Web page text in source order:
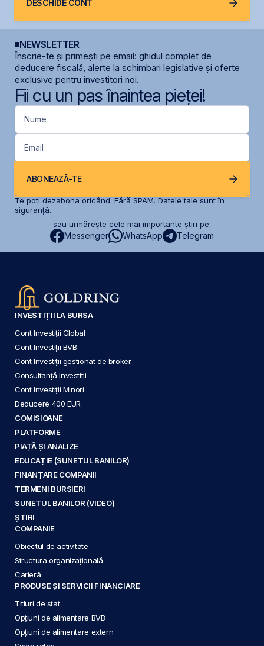
DESCHIDE CONT
NEWSLETTER
Înscrie-te și primești pe email: ghidul complet de
deducere fiscală, alerte la schimbari legislative și oferte
exclusive pentru investitori noi.
Fii cu un pas înaintea pieței!
Nume
Email
ABONEAZĂ-TE
Te poți dezabona oricând. Fără SPAM. Datele tale sunt în
siguranță.
sau urmărește cele mai importante știri pe:
Messenger WhatsApp Telegram
INVESTIȚII LA BURSA
Cont Investiții Global
Cont Investiții BVB
Cont Investiții gestionat de broker
Consultanță Investiții
Cont Investiții Minori
Deducere 400 EUR
COMISIOANE
PLATFORME
PIAȚĂ ȘI ANALIZE
EDUCAȚIE (SUNETUL BANILOR)
FINANȚARE COMPANII
TERMENI BURSIERI
SUNETUL BANILOR (VIDEO)
ȘTIRI
COMPANIE
Obiectul de activitate
Structura organizațională
Carieră
PRODUSE ȘI SERVICII FINANCIARE
Titluri de stat
Opțiuni de alimentare BVB
Opțiuni de alimentare extern